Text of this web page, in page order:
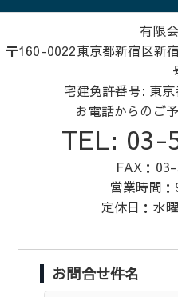
o
o
k
有限
〒160-0022東京都新宿区新
宅建免許番号: 東
お電話からのご
TEL: 03-
FAX：
営業時間
定休日：水
お問合せ件名